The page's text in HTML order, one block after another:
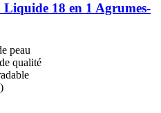
Liquide 18 en 1 Agrumes-​
peau
qualité